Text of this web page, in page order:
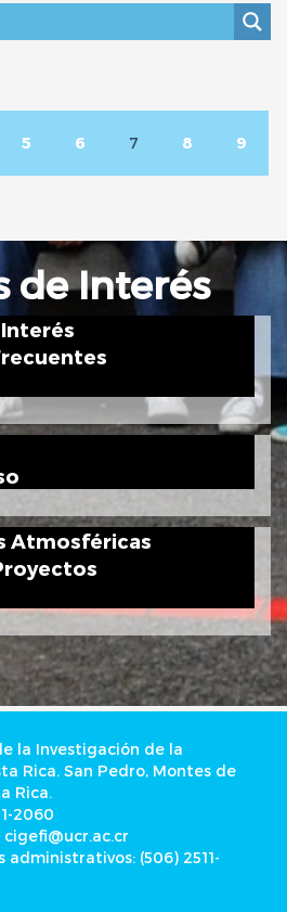
5 6 7 8 9
de Interés
Atmosféricas
la Investigación de la
Rica. San Pedro, Montes de
Rica.
2060
administrativos: (506) 2511-